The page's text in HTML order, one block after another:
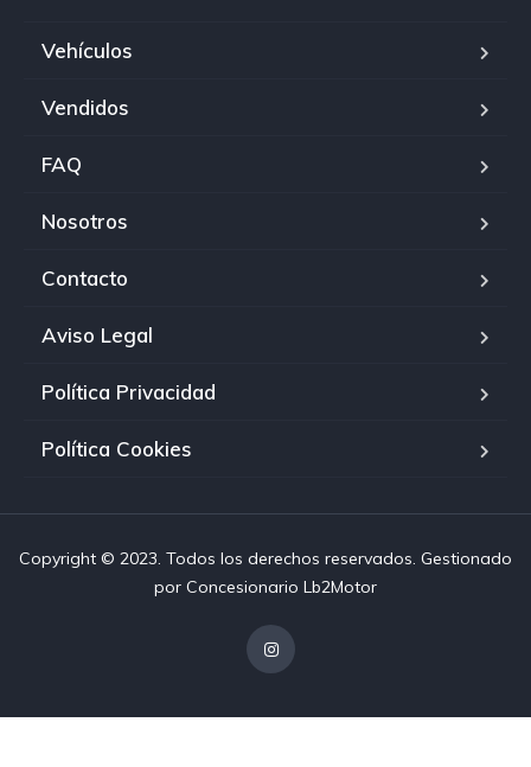
Vehículos
Vendidos
FAQ
Nosotros
Contacto
Aviso Legal
Política Privacidad
Política Cookies
Copyright © 2023. Todos los derechos reservados. Gestionado
por Concesionario Lb2Motor